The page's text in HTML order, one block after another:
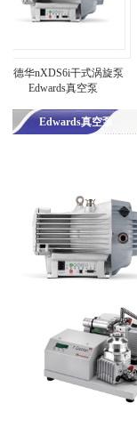
nXDS6i干式涡旋泵
真空泵
Edwards真空泵